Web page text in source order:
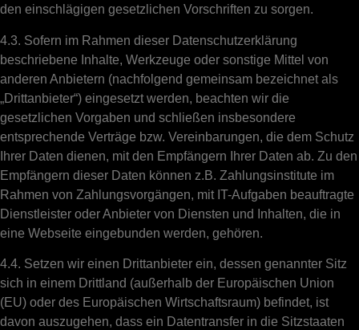
den einschlägigen gesetzlichen Vorschriften zu sorgen.
4.3. Sofern im Rahmen dieser Datenschutzerklärung
beschriebene Inhalte, Werkzeuge oder sonstige Mittel von
anderen Anbietern (nachfolgend gemeinsam bezeichnet als
„Drittanbieter“) eingesetzt werden, beachten wir die
gesetzlichen Vorgaben und schließen insbesondere
entsprechende Verträge bzw. Vereinbarungen, die dem Schutz
Ihrer Daten dienen, mit den Empfängern Ihrer Daten ab. Zu den
Empfängern dieser Daten können z.B. Zahlungsinstitute im
Rahmen von Zahlungsvorgängen, mit IT-Aufgaben beauftragte
Dienstleister oder Anbieter von Diensten und Inhalten, die in
eine Webseite eingebunden werden, gehören.
4.4. Setzen wir einen Drittanbieter ein, dessen genannter Sitz
sich in einem Drittland (außerhalb der Europäischen Union
(EU) oder des Europäischen Wirtschaftsraum) befindet, ist
davon auszugehen, dass ein Datentransfer in die Sitzstaaten